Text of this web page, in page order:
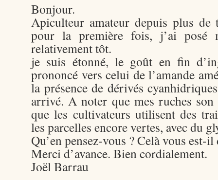
Bonjour.
Apiculteur amateur depuis plus de
pour la première fois, j’ai posé
relativement tôt.
je suis étonné, le goût en fin
prononcé vers celui de l’amande
la présence de dérivés
arrivé. A noter que mes ruches
que les cultivateurs utilisent des
les parcelles encore vertes, avec du
Qu’en pensez-vous ? Celà vous est-
Merci d’avance. Bien cordialement.
Joël Barrau